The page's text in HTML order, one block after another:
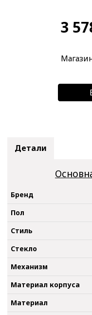
3
Детали
Бренд
Пол
Стиль
Стекло
Механизм
Материал корпуса
Материал